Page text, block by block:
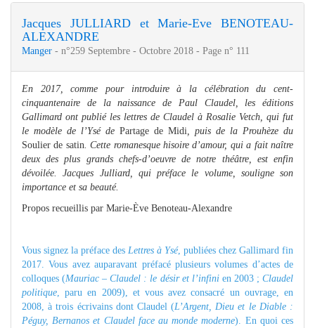
Jacques JULLIARD et Marie-Eve BENOTEAU-
ALEXANDRE
Manger - n°259 Septembre - Octobre 2018 - Page n° 111
En 2017, comme pour introduire à la célébration du cent-
cinquantenaire de la naissance de Paul Claudel, les éditions
Gallimard ont publié les lettres de Claudel à Rosalie Vetch, qui fut
le modèle de l’Ysé de Partage de Midi , puis de la Prouhèze du
Soulier de satin . Cette romanesque hisoire d’amour, qui a fait naître
deux des plus grands chefs-d’oeuvre de notre théâtre, est enfin
dévoilée. Jacques Julliard, qui préface le volume, souligne son
importance et sa beauté.
Propos recueillis par Marie-Ève Benoteau-Alexandre
Vous signez la préface des Lettres à Ysé, publiées chez Gallimard fin
2017. Vous avez auparavant préfacé plusieurs volumes d’actes de
colloques (Mauriac – Claudel : le désir et l’infini en 2003 ;Claudel
politique , paru en 2009), et vous avez consacré un ouvrage, en
2008, à trois écrivains dont Claudel (L’Argent, Dieu et le Diable :
Péguy, Bernanos et Claudel face au monde moderne). En quoi ces